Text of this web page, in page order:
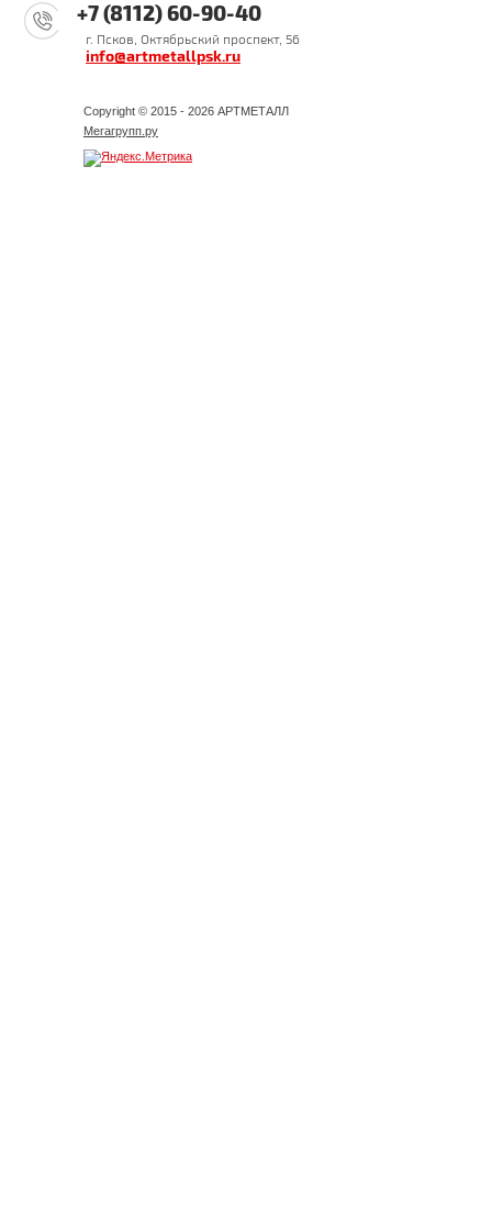
+7 (8112) 60-90-40
г. Псков, Октябрьский проспект, 56
info@artmetallpsk.ru
Copyright © 2015 - 2026 АРТМЕТАЛЛ
Мегагрупп.ру